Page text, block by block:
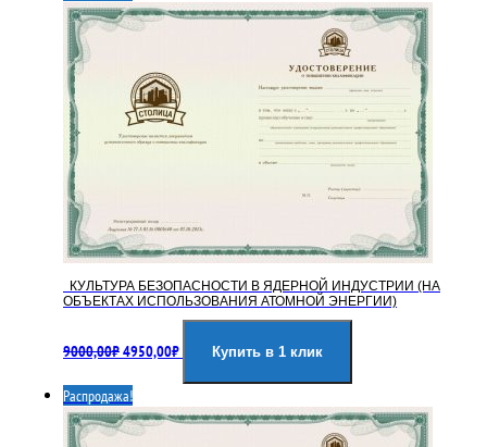
КУЛЬТУРА БЕЗОПАСНОСТИ В ЯДЕРНОЙ ИНДУСТРИИ (НА
ОБЪЕКТАХ ИСПОЛЬЗОВАНИЯ АТОМНОЙ ЭНЕРГИИ)
9000,00₽цена
9000,00₽.
4950,00₽цена:
Купить в 1 клик
Распродажа!